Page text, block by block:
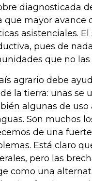
diagnosticada
que mayor avance
asistenciales.
pues de
que no
agrario debe
la tierra: unas se
algunas de uso
Son muchos
de una
Está claro
pero las
como una